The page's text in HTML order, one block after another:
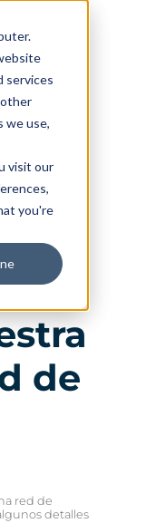
services
we use,
visit our
you're
de
red de
detalles